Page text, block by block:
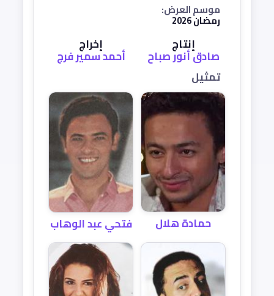
موسم العرض:
رمضان 2026
إنتاج
صادق أنور صباح
إخراج
أحمد سمير فرج
تمثيل
حمادة هلال فتحي عبد الوهاب